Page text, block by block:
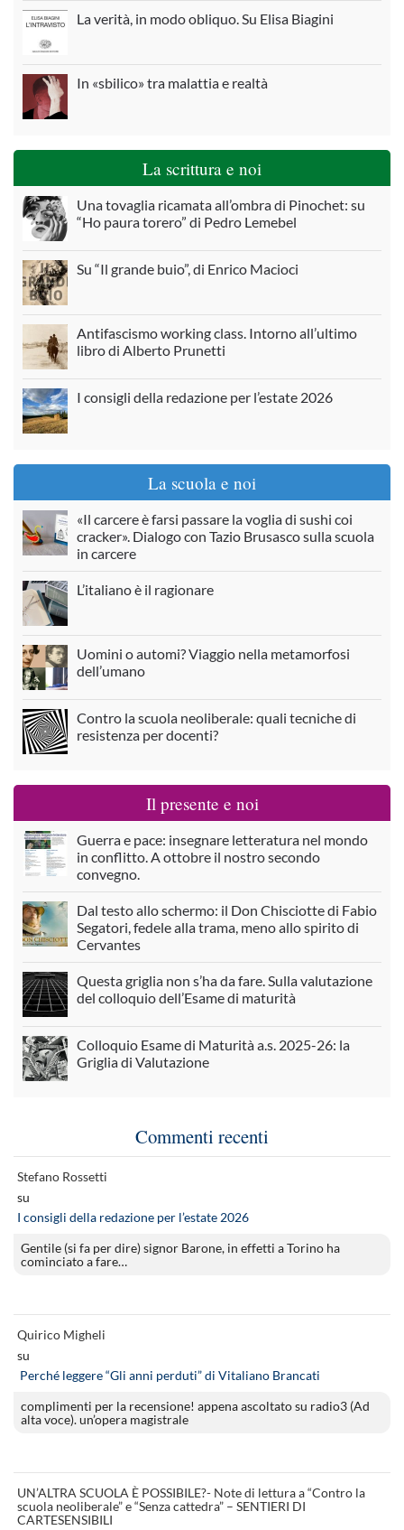
La verità, in modo obliquo. Su Elisa Biagini
In «sbilico» tra malattia e realtà
La scrittura e noi
Una tovaglia ricamata all’ombra di Pinochet: su
“Ho paura torero” di Pedro Lemebel
Su “Il grande buio”, di Enrico Macioci
Antifascismo working class. Intorno all’ultimo
libro di Alberto Prunetti
I consigli della redazione per l’estate 2026
La scuola e noi
«Il carcere è farsi passare la voglia di sushi coi
cracker». Dialogo con Tazio Brusasco sulla scuola
in carcere
L’italiano è il ragionare
Uomini o automi? Viaggio nella metamorfosi
dell’umano
Contro la scuola neoliberale: quali tecniche di
resistenza per docenti?
Il presente e noi
Guerra e pace: insegnare letteratura nel mondo
in conflitto. A ottobre il nostro secondo
convegno.
Dal testo allo schermo: il Don Chisciotte di Fabio
Segatori, fedele alla trama, meno allo spirito di
Cervantes
Questa griglia non s’ha da fare. Sulla valutazione
del colloquio dell’Esame di maturità
Colloquio Esame di Maturità a.s. 2025-26: la
Griglia di Valutazione
Commenti recenti
Stefano Rossetti
su
I consigli della redazione per l’estate 2026
Gentile (si fa per dire) signor Barone, in effetti a Torino ha
cominciato a fare…
Quirico Migheli
su
Perché leggere “Gli anni perduti” di Vitaliano Brancati
complimenti per la recensione! appena ascoltato su radio3 (Ad
alta voce). un’opera magistrale
UN’ALTRA SCUOLA È POSSIBILE?- Note di lettura a “Contro la
scuola neoliberale” e “Senza cattedra” – SENTIERI DI
CARTESENSIBILI